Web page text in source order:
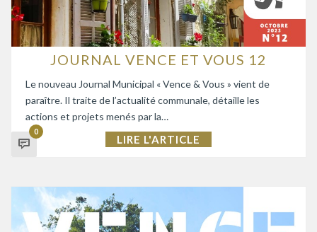
JOURNAL VENCE ET VOUS 12
Le nouveau Journal Municipal « Vence & Vous » vient de
paraître. Il traite de l’actualité communale, détaille les
actions et projets menés par la…
0
LIRE L'ARTICLE